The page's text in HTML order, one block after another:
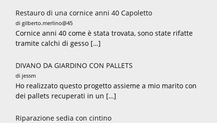
Restauro di una cornice anni 40 Capoletto
di gilberto.merlino@45
Cornice anni 40 come è stata trovata, sono state rifatte
tramite calchi di gesso […]
DIVANO DA GIARDINO CON PALLETS
di jessm
Ho realizzato questo progetto assieme a mio marito con
dei pallets recuperati in un […]
Riparazione sedia con cintino